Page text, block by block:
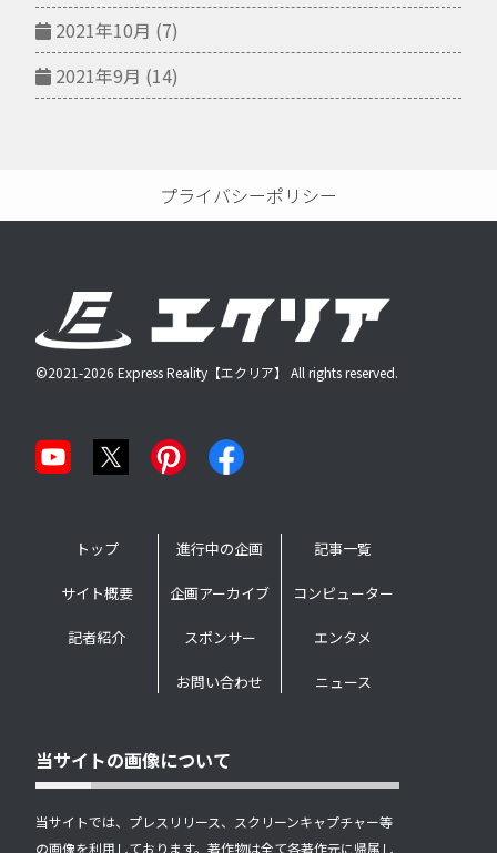
2021年10月 (7)
2021年9月 (14)
プライバシーポリシー
©2021-2026 Express Reality【エクリア】 All rights reserved.
トップ
サイト概要
記者紹介
進行中の企画
企画アーカイブ
スポンサー
お問い合わせ
記事一覧
コンピューター
エンタメ
ニュース
当サイトの画像について
当サイトでは、プレスリリース、スクリーンキャプチャー等
の画像を利用しております。著作物は全て各著作元に帰属し